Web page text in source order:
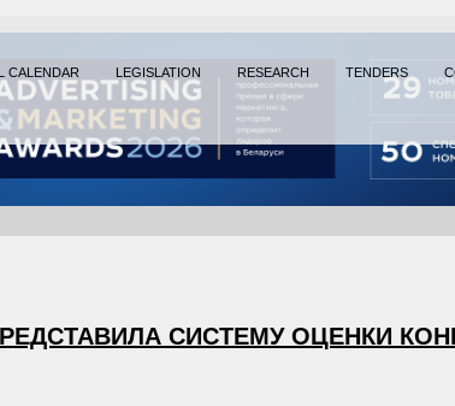
CALENDAR LEGISLATION RESEARCH TENDERS
СИСТЕМУ ОЦЕНКИ